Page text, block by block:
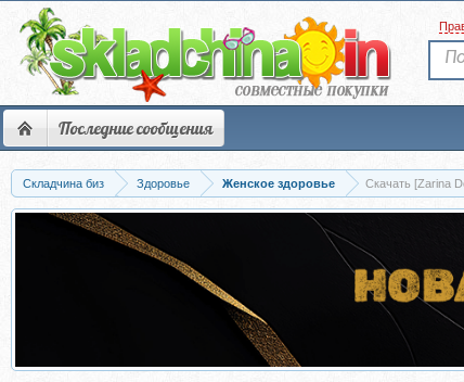
Последние сообщения
Складчина биз Здоровье Женское здоровье